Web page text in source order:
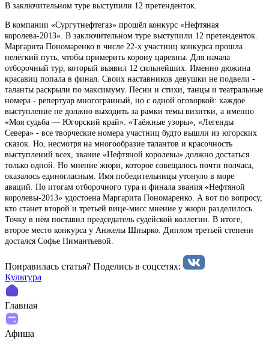
В заключительном туре выступили 12 претенденток.
В компании «Сургутнефтегаз» прошёл конкурс «Нефтяная
королева-2013». В заключительном туре выступили 12 претенденток.
Маргарита Пономаренко в числе 22-х участниц конкурса прошла
нелёгкий путь, чтобы примерить корону царевны. Для начала
отборочный тур, который выявил 12 сильнейших. Именно дюжина
красавиц попала в финал. Своих наставников девушки не подвели -
таланты раскрыли по максимуму. Песни и стихи, танцы и театральные
номера - репертуар многогранный, но с одной оговоркой: каждое
выступление не должно выходить за рамки темы визитки, а именно
«Моя судьба ― Югорский край». «Таёжные узоры», «Легенды
Севера» - все творческие номера участниц будто вышли из югорских
сказок. Но, несмотря на многообразие талантов и красочность
выступлений всех, звание «Нефтяной королевы» должно достаться
только одной. Но мнение жюри, которое совещалось почти полчаса,
оказалось единогласным. Имя победительницы утонуло в море
аваций. По итогам отборочного тура и финала звания «Нефтяной
королевы-2013» удостоена Маргарита Пономаренко. А вот по вопросу,
кто станет второй и третьей вице-мисс мнение у жюри разделилось.
Точку в нём поставил председатель судейской коллегии. В итоге,
второе место конкурса у Анжелы Шпырко. Диплом третьей степени
достался Софье Пимантьевой.
Понравилась статья? Поделиcь в соцсетях:
Культура
Главная
Афиша